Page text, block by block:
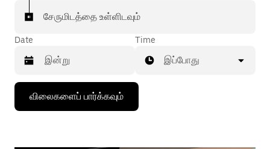
சேருமிடத்தை உள்ளிடவும்
Date
கீழ்நோக்கிய
அம்புக்குறியை
அழுத்தி
Time
இப்போது
விலைகளைப் பார்க்கவும்